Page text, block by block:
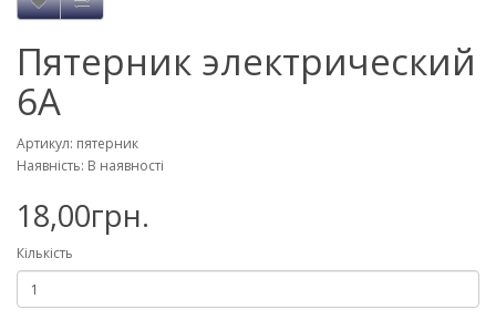
Пятерник электрический
6А
Артикул: пятерник
Наявність: В наявності
18,00грн.
Кількість